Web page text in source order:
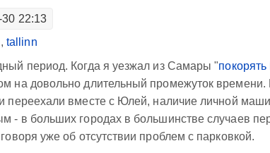
30 22:13
,tallinn
период. Когда я уезжал из Самары "
на довольно длительный промежуток
переехали вместе с Юлей, наличие личной
- в больших городах в большинстве случаев
уже об отсутствии проблем с парковкой.